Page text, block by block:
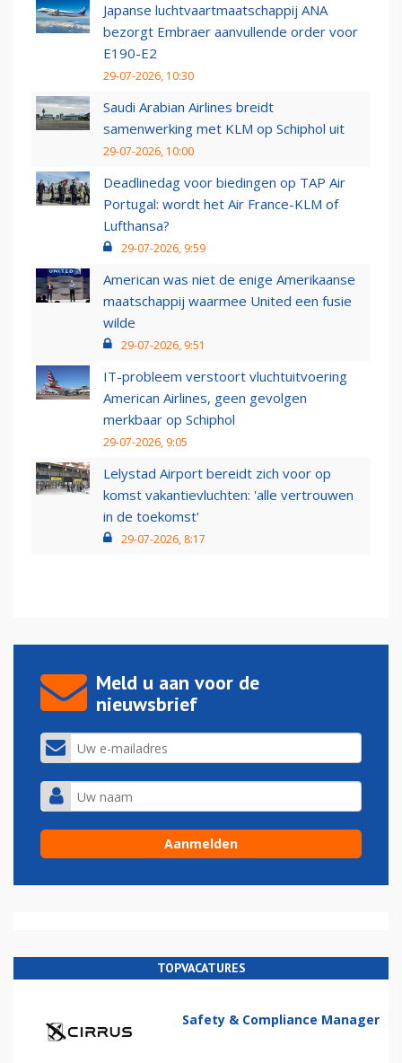
Japanse luchtvaartmaatschappij ANA
bezorgt Embraer aanvullende order voor
E190-E2
29-07-2026, 10:30
Saudi Arabian Airlines breidt
samenwerking met KLM op Schiphol uit
29-07-2026, 10:00
Deadlinedag voor biedingen op TAP Air
Portugal: wordt het Air France-KLM of
Lufthansa?
29-07-2026, 9:59
American was niet de enige Amerikaanse
maatschappij waarmee United een fusie
wilde
29-07-2026, 9:51
IT-probleem verstoort vluchtuitvoering
American Airlines, geen gevolgen
merkbaar op Schiphol
29-07-2026, 9:05
Lelystad Airport bereidt zich voor op
komst vakantievluchten: 'alle vertrouwen
in de toekomst'
29-07-2026, 8:17
Meld u aan voor de
nieuwsbrief
TOPVACATURES
Safety & Compliance Manager